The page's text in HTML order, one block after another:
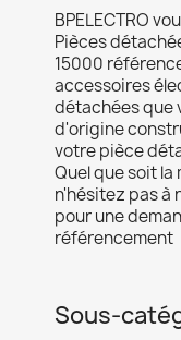
BPELECTRO
Pièces
15000
accessoires
détachées que
d'origine
votre pièce
Quel que soit
n'hésitez pas à
pour une
référencement
Sous-